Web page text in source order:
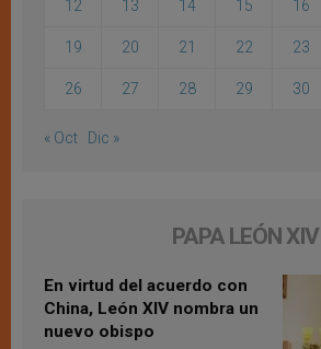
12 13 14 15 16
19 20 21 22 23
26 27 28 29 30
« Oct Dic »
PAPA LEÓN XIV
En virtud del acuerdo con
China, León XIV nombra un
nuevo obispo